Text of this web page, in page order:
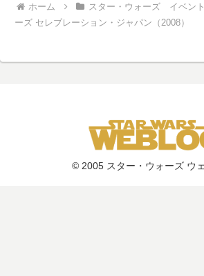
ホーム スター・ウォーズ イベント
ーズ セレブレーション・ジャパン（2008）
© 2005 スター・ウォーズ ウ